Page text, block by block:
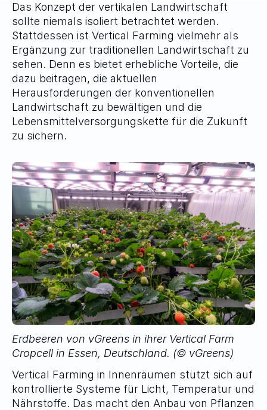
Das Konzept der vertikalen Landwirtschaft
sollte niemals isoliert betrachtet werden.
Stattdessen ist Vertical Farming vielmehr als
Ergänzung zur traditionellen Landwirtschaft zu
sehen. Denn es bietet erhebliche Vorteile, die
dazu beitragen, die aktuellen
Herausforderungen der konventionellen
Landwirtschaft zu bewältigen und die
Lebensmittelversorgungskette für die Zukunft
zu sichern.
Erdbeeren von vGreens in ihrer Vertical Farm
Cropcell in Essen, Deutschland. (© vGreens)
Vertical Farming in Innenräumen stützt sich auf
kontrollierte Systeme für Licht, Temperatur und
Nährstoffe. Das macht den Anbau von Pflanzen